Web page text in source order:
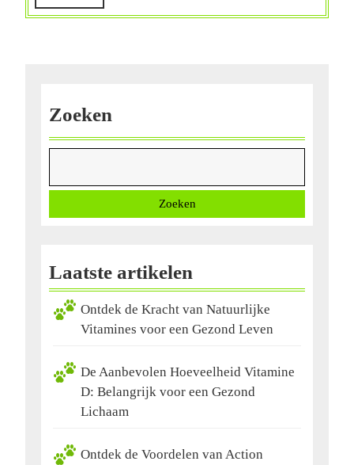
je
meer
Zoeken
Zoeken
Laatste artikelen
Ontdek de Kracht van Natuurlijke
Vitamines voor een Gezond Leven
De Aanbevolen Hoeveelheid Vitamine
D: Belangrijk voor een Gezond
Lichaam
Ontdek de Voordelen van Action